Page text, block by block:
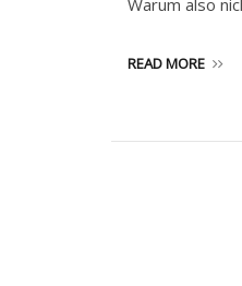
Warum also
READ MORE